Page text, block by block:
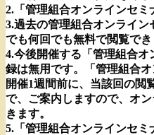
2.「管理組合オンラインセミ
3.過去の管理組合オンライン
でも何回でも無料で閲覧でき
4.今後開催する「管理組合
録は無用です。「管理組合
開催1週間前に、当該回の閲
で、ご案内しますので、オ
きます。
5.「管理組合オンラインセ